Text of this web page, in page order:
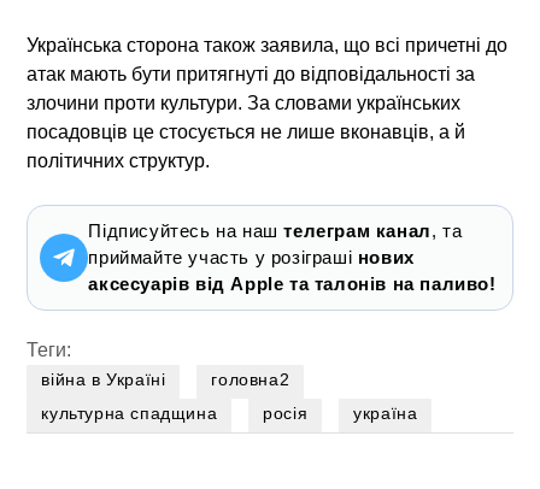
Українська сторона також заявила, що всі причетні до
атак мають бути притягнуті до відповідальності за
злочини проти культури. За словами українських
посадовців це стосується не лише вконавців, а й
політичних структур.
Підписуйтесь на наштелеграм канал, та
приймайте участь у розіграші нових
аксесуарів від Apple та талонів на паливо!
Теги:
війна в Україні
головна2
культурна спадщина
росія україна